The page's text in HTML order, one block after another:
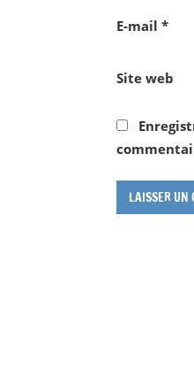
E-mail *
Site web